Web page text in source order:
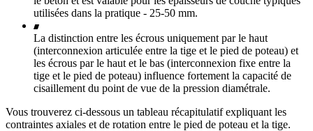
utilisées dans la pratique - 25-50 mm.
La distinction entre les écrous uniquement par le haut
(interconnexion articulée entre la tige et le pied de poteau) et
les écrous par le haut et le bas (interconnexion fixe entre la
tige et le pied de poteau) influence fortement la capacité de
cisaillement du point de vue de la pression diamétrale.
Vous trouverez ci-dessous un tableau récapitulatif expliquant les
contraintes axiales et de rotation entre le pied de poteau et la tige.